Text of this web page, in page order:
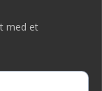
med et